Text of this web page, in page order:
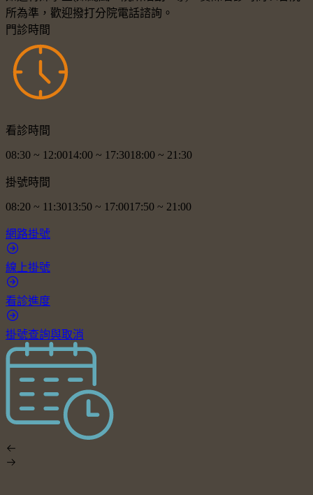
所為準，歡迎撥打分院電話諮詢。
門診時間
看診時間
08:30 ~ 12:0014:00 ~ 17:3018:00 ~ 21:30
掛號時間
08:20 ~ 11:3013:50 ~ 17:0017:50 ~ 21:00
網路掛號
線上掛號
看診進度
掛號查詢與取消